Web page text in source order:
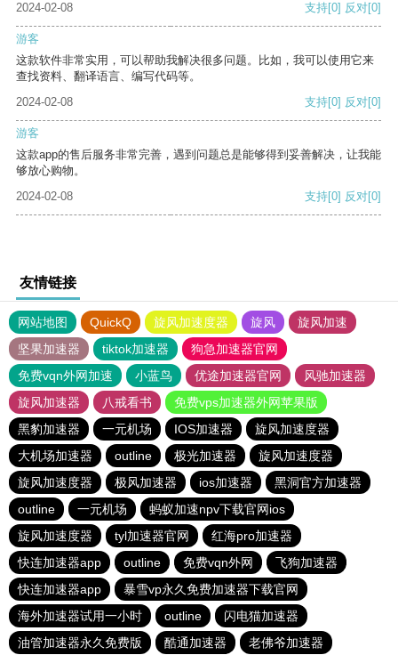
2024-02-08 支持[0] 反对[0]
游客
这款软件非常实用，可以帮助我解决很多问题。比如，我可以使用它来
查找资料、翻译语言、编写代码等。
2024-02-08
支持[0] 反对[0]
游客
这款app的售后服务非常完善，遇到问题总是能够得到妥善解决，让我能
够放心购物。
2024-02-08
支持[0] 反对[0]
友情链接
网站地图 QuickQ 旋风加速度器 旋风
旋风加速
坚果加速器
tiktok加速器
狗急加速器官网
免费vqn外网加速
小蓝鸟 优途加速器官网
风驰加速器
旋风加速器
八戒看书
免费vps加速器外网苹果版
黑豹加速器
一元机场 IOS加速器
旋风加速度器
大机场加速器
outline 极光加速器
旋风加速度器
旋风加速度器
极风加速器 ios加速器
黑洞官方加速器
outline
一元机场
蚂蚁加速npv下载官网ios
旋风加速度器
tyl加速器官网
红海pro加速器
快连加速器app
outline 免费vqn外网
飞狗加速器
快连加速器app
暴雪vp永久免费加速器下载官网
海外加速器试用一小时
outline
闪电猫加速器
油管加速器永久免费版
酷通加速器 老佛爷加速器